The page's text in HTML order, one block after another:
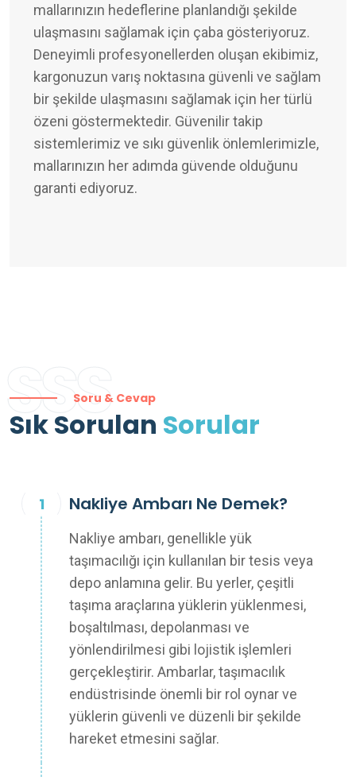
mallarınızın hedeflerine planlandığı şekilde
ulaşmasını sağlamak için çaba gösteriyoruz.
Deneyimli profesyonellerden oluşan ekibimiz,
kargonuzun varış noktasına güvenli ve sağlam
bir şekilde ulaşmasını sağlamak için her türlü
özeni göstermektedir. Güvenilir takip
sistemlerimiz ve sıkı güvenlik önlemlerimizle,
mallarınızın her adımda güvende olduğunu
garanti ediyoruz.
SSSSoru & Cevap
Sık Sorulan Sorular
Nakliye Ambarı Ne Demek?
Nakliye ambarı, genellikle yük
taşımacılığı için kullanılan bir tesis veya
depo anlamına gelir. Bu yerler, çeşitli
taşıma araçlarına yüklerin yüklenmesi,
boşaltılması, depolanması ve
yönlendirilmesi gibi lojistik işlemleri
gerçekleştirir. Ambarlar, taşımacılık
endüstrisinde önemli bir rol oynar ve
yüklerin güvenli ve düzenli bir şekilde
hareket etmesini sağlar.